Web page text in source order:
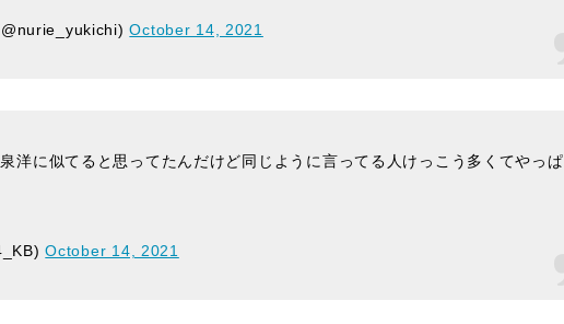
October 14, 2021
洋に似てると思ってたんだけど同じように言ってる人けっこう多くてやっぱ
October 14, 2021